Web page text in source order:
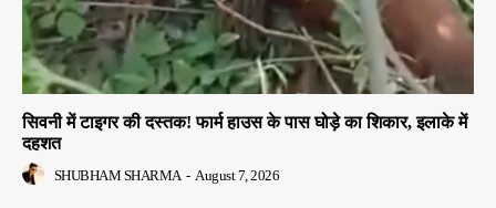
सिवनी में टाइगर की दस्तक! फार्म हाउस के पास घोड़े का शिकार, इलाके में
दहशत
SHUBHAM SHARMA - August 7, 2026